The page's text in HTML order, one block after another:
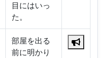
目にはいっ
た。
部屋を出る
前に明かり